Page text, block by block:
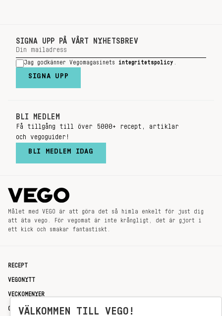
SIGNA UPP PÅ VÅRT NYHETSBREV
Jag godkänner Vegomagasinets integritetspolicy
SIGNA UPP
BLI MEDLEM
Få tillgång till över 5000+ recept, artiklar
och vegoguider!
BLI MEDLEM IDAG
Målet med VEGO är att göra det så himla enkelt för just dig
att äta vego. För vegomat är inte krångligt, det är gjort i
ett kick och smakar fantastiskt.
RECEPT
VEGONYTT
VECKOMENYER
OM OSSVÄLKOMMEN TILL VEGO!